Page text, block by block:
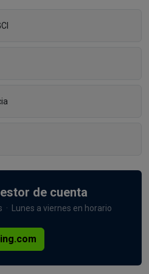
de cuenta
Lunes a viernes en horario